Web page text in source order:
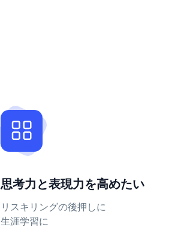
思考力と表現力を高めたい
リスキリングの後押しに
生涯学習に